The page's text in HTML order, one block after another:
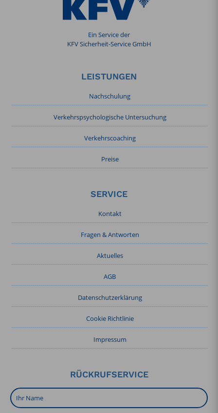
Ein Service der
KFV Sicherheit-Service GmbH
LEISTUNGEN
Nachschulung
Verkehrspsychologische Untersuchung
Verkehrscoaching
Preise
SERVICE
Kontakt
Fragen & Antworten
Aktuelles
AGB
Datenschutzerklärung
Cookie Richtlinie
Impressum
RÜCKRUFSERVICE